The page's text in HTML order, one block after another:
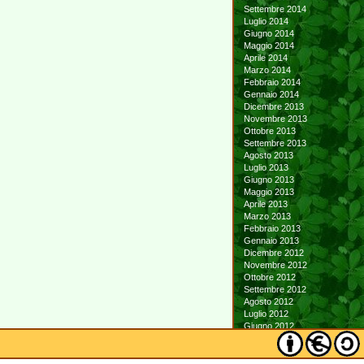
Settembre 2014
Luglio 2014
Giugno 2014
Maggio 2014
Aprile 2014
Marzo 2014
Febbraio 2014
Gennaio 2014
Dicembre 2013
Novembre 2013
Ottobre 2013
Settembre 2013
Agosto 2013
Luglio 2013
Giugno 2013
Maggio 2013
Aprile 2013
Marzo 2013
Febbraio 2013
Gennaio 2013
Dicembre 2012
Novembre 2012
Ottobre 2012
Settembre 2012
Agosto 2012
Luglio 2012
Giugno 2012
Maggio 2012
Aprile 2012